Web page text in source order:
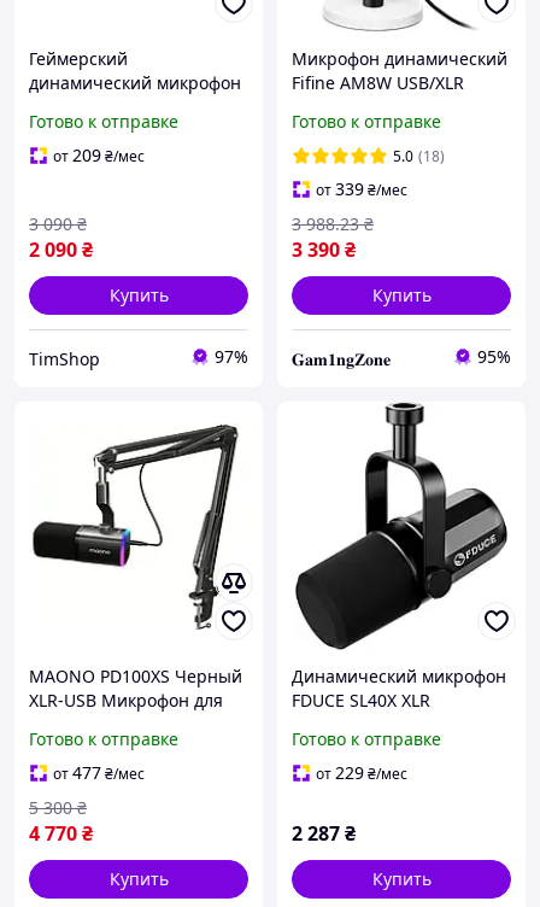
Геймерский
динамический микрофон
прямых трансляций (XLR)
Готово к отправке
от209₴/мес
2 090₴
3 090 ₴
Купить
TimShop 97%
Микрофон динамический
Fifine AM8W USB/XLR
Готово к отправке
5.0 (18)
от339₴/мес
3 390₴
3 988.23 ₴
Купить
𝐆𝐚𝐦𝟏𝐧𝐠𝐙𝐨𝐧𝐞 95%
MAONO PD100XS Черный
XLR-USB Микрофон для
Динамический микрофон
с регулировкой усиления,
бесшумная кнопка, для
Готово к отправке
от477₴/мес
4 770₴
5 300 ₴
Купить
Динамический микрофон
FDUCE SL40X XLR
XLR-подключением для
подкастов, стриминга
Готово к отправке
от229₴/мес
2 287₴
Купить